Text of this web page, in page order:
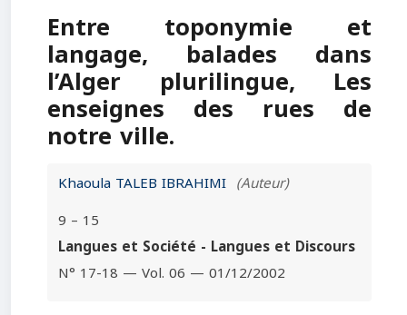
Entre toponymie et
langage, balades dans
l’Alger plurilingue, Les
enseignes des rues de
notre ville.
Khaoula TALEB IBRAHIMI (Auteur)
9 – 15
Langues et Société - Langues et Discours
N° 17-18 — Vol. 06 — 01/12/2002